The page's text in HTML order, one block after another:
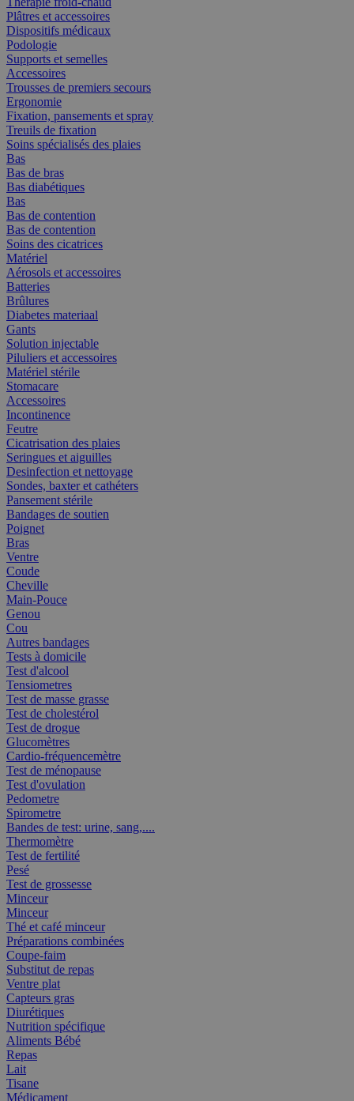
Plâtres et accessoires
Dispositifs médicaux
Podologie
Supports et semelles
Accessoires
Trousses de premiers secours
Ergonomie
Fixation, pansements et spray
Treuils de fixation
Soins spécialisés des plaies
Bas
Bas de bras
Bas diabétiques
Bas
Bas de contention
Bas de contention
Soins des cicatrices
Matériel
Aérosols et accessoires
Batteries
Brûlures
Diabetes materiaal
Gants
Solution injectable
Piluliers et accessoires
Matériel stérile
Stomacare
Accessoires
Incontinence
Feutre
Cicatrisation des plaies
Seringues et aiguilles
Desinfection et nettoyage
Sondes, baxter et cathéters
Pansement stérile
Bandages de soutien
Poignet
Bras
Ventre
Coude
Cheville
Main-Pouce
Genou
Cou
Autres bandages
Tests à domicile
Test d'alcool
Tensiometres
Test de masse grasse
Test de cholestérol
Test de drogue
Glucomètres
Cardio-fréquencemètre
Test de ménopause
Test d'ovulation
Pedometre
Spirometre
Bandes de test: urine, sang,....
Thermomètre
Test de fertilité
Pesé
Test de grossesse
Minceur
Minceur
Thé et café minceur
Préparations combinées
Coupe-faim
Substitut de repas
Ventre plat
Capteurs gras
Diurétiques
Nutrition spécifique
Aliments Bébé
Repas
Lait
Tisane
Médicament